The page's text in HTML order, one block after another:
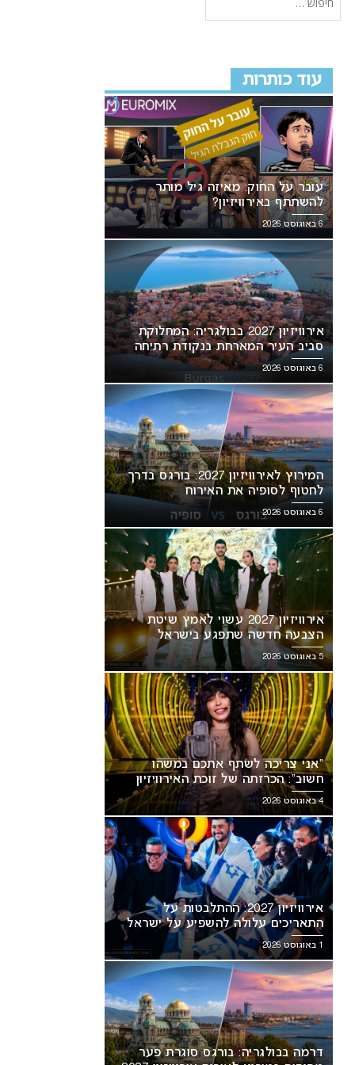
אירוויזיון 2027 עשוי לאמץ שיטת
“אני צריכה לשתף אתכם במשהו
עוד כותרות
עובר על החוק: מאיזה גיל מותר
להשתתף באירוויזיון?
6 באוגוסט 2026
אירוויזיון 2027 בבולגריה: המחלוקת
סביב העיר המארחת בנקודת רתיחה
6 באוגוסט 2026
המירוץ לאירוויזיון 2027: בורגס בדרך
לחטוף לסופיה את האירוח
6 באוגוסט 2026
אירוויזיון 2027 עשוי לאמץ שיטת
הצבעה חדשה שתפגע בישראל
5 באוגוסט 2026
“אני צריכה לשתף אתכם במשהו
חשוב”: הכרזתה של זוכת האירוויזיון
מסעירה את הרשת
4 באוגוסט 2026
אירוויזיון 2027: ההתלבטות על
התאריכים עלולה להשפיע על ישראל
1 באוגוסט 2026
דרמה בבולגריה: בורגס סוגרת פער